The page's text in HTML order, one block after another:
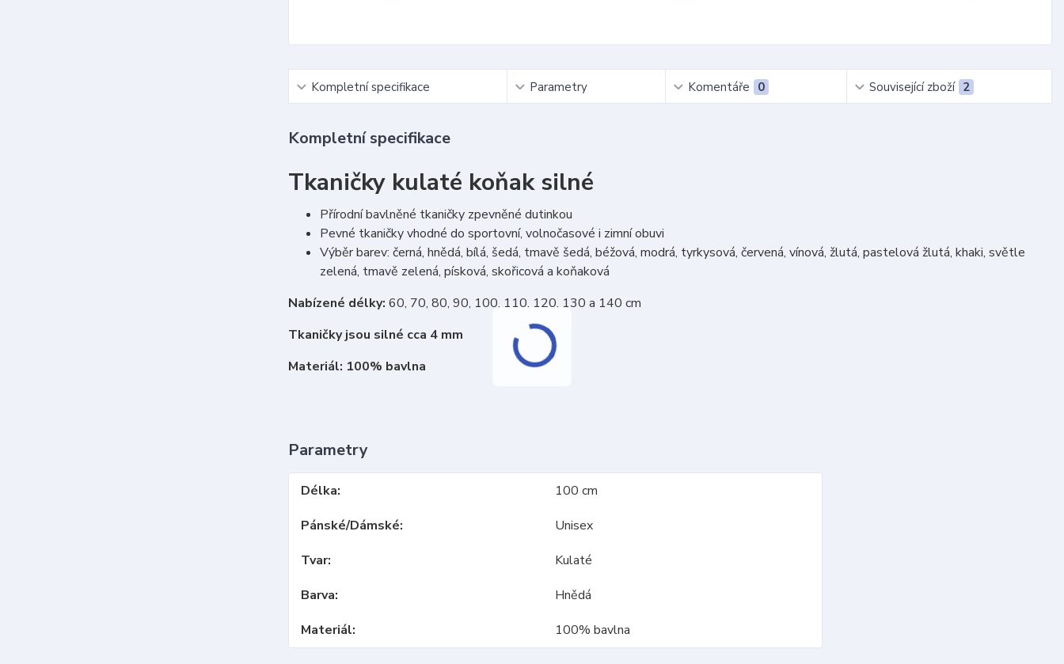
Kompletní specifikace Parametry Komentáře 0 Související zboží 2
Kompletní specifikace
Tkaničky kulaté koňak silné
Přírodní bavlněné tkaničky zpevněné dutinkou
Pevné tkaničky vhodné do sportovní, volnočasové i zimní obuvi
Výběr barev: černá, hnědá, bílá, šedá, tmavě šedá, béžová, modrá, tyrkysová, červená, vínová, žlutá, pastelová žlutá, khaki, světle
zelená, tmavě zelená, písková, skořicová a koňaková
Nabízené délky: 60, 70, 80, 90, 100, 110, 120, 130 a 140 cm
Tkaničky jsou silné cca 4 mm
Materiál: 100% bavlna
Parametry
Délka
100 cm
Pánské/Dámské
Unisex
Tvar
Kulaté
Barva
Hnědá
Materiál
100% bavlna